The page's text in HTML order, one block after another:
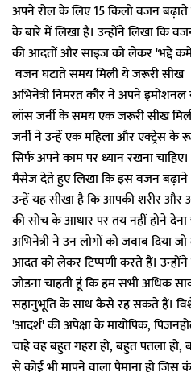
अपने रोल के लिए 15 किलो वजन
के बारे में लिखा है। उन्होंने लिखा कि
की आदतों और साइज को लेकर 'भद्दे
वजन घटाते समय मिली ये जरूरी सीख
अभिनेत्री निमरत कौर ने अपने
लॉस जर्नी के समय एक जरूरी सीख
जर्नी ने उन्हें एक महिला और एक्ट्रेस के
सिर्फ अपने काम पर ध्यान रखना
मैसेज देते हुए लिखा कि इस वजन बढ़ाने
उन्हें यह सीखा है कि आपकी शरीर और
की सोच के आधार पर तय नहीं होने
अभिनेत्री ने उन लोगों को जवाब दिया
आदत को लेकर टिप्पणी करते हैं।
जोडऩा चाहती हूं कि हम सभी अधिक
सहानुभूति के साथ कैसे रह सकते हैं।
'आदर्श' की अपेक्षा के मायोपिक,
चाहे वह बहुत गहरा हो, बहुत पतला हो,
से कोई भी मापने वाला पैमाना हो